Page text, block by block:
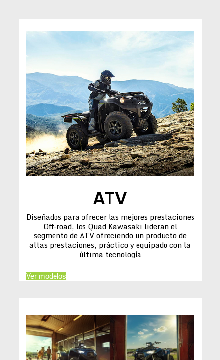
ATV
Diseñados para ofrecer las mejores prestaciones
Off-road, los Quad Kawasaki lideran el
segmento de ATV ofreciendo un producto de
altas prestaciones, práctico y equipado con la
última tecnología
Ver modelos